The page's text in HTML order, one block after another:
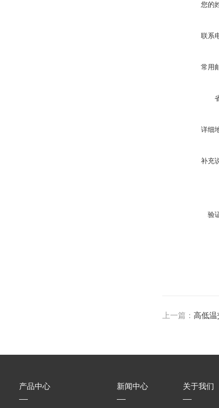
您的
联系
常用
详细
补充
验
上一篇：高低温
产品中心 新闻中心 关于我们